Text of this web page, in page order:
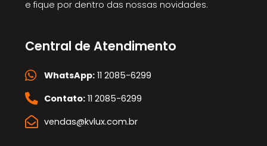
e fique por dentro das nossas novidades.
Central de Atendimento
WhatsApp:11 2085-6299
Contato:11 2085-6299
vendas@kvlux.com.br